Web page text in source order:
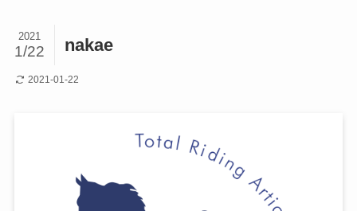
nakae
2021
1/22
2021-01-22